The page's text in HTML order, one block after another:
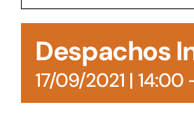
Acesso à Informação
Despachos
17/09/2021 | 14:00